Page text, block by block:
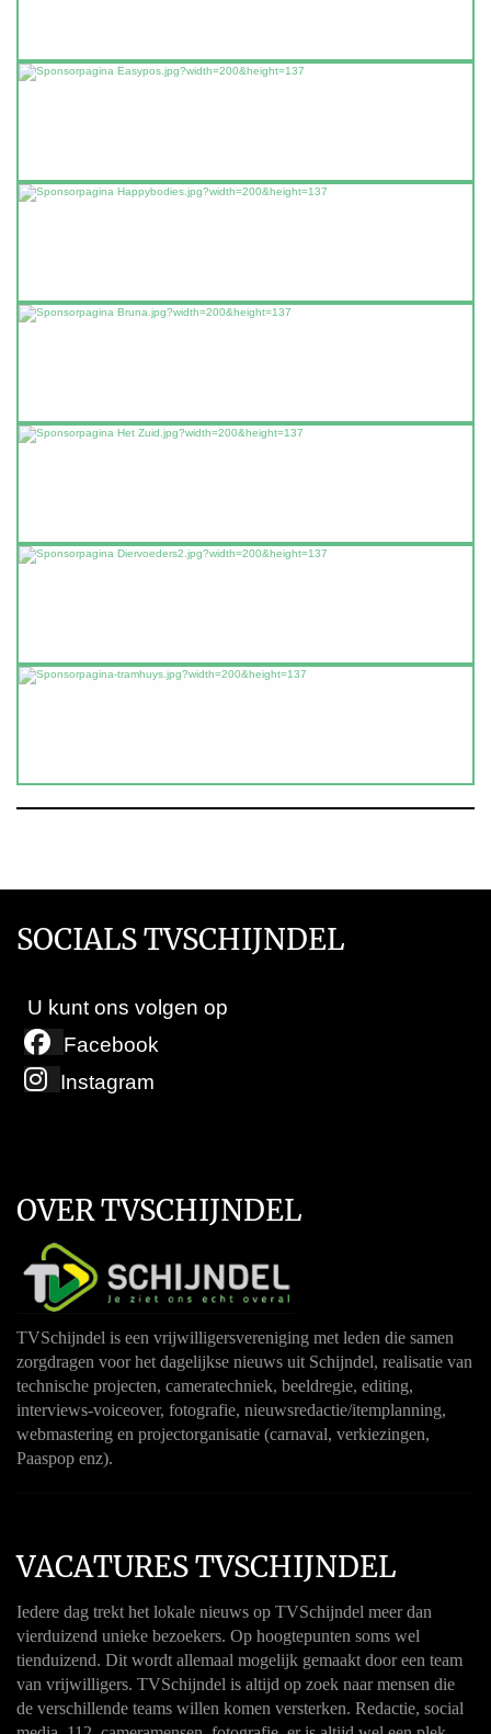
SOCIALS TVSCHIJNDEL
U kunt ons volgen op
Facebook
Instagram
OVER TVSCHIJNDEL
TVSchijndel is een vrijwilligersvereniging met leden die samen
zorgdragen voor het dagelijkse nieuws uit Schijndel, realisatie van
technische projecten, cameratechniek, beeldregie, editing,
interviews-voiceover, fotografie, nieuwsredactie/itemplanning,
webmastering en projectorganisatie (carnaval, verkiezingen,
Paaspop enz).
VACATURES TVSCHIJNDEL
Iedere dag trekt het lokale nieuws op TVSchijndel meer dan
vierduizend unieke bezoekers. Op hoogtepunten soms wel
tienduizend. Dit wordt allemaal mogelijk gemaakt door een team
van vrijwilligers. TVSchijndel is altijd op zoek naar mensen die
de verschillende teams willen komen versterken. Redactie, social